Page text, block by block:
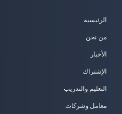
الرئيسية
من نحن
الأخبار
الإشتراك
التعليم والتدريب
معامل وشركات